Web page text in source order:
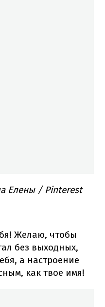
Елены / Pinterest
Желаю, чтобы
без выходных,
а настроение
как твое имя!